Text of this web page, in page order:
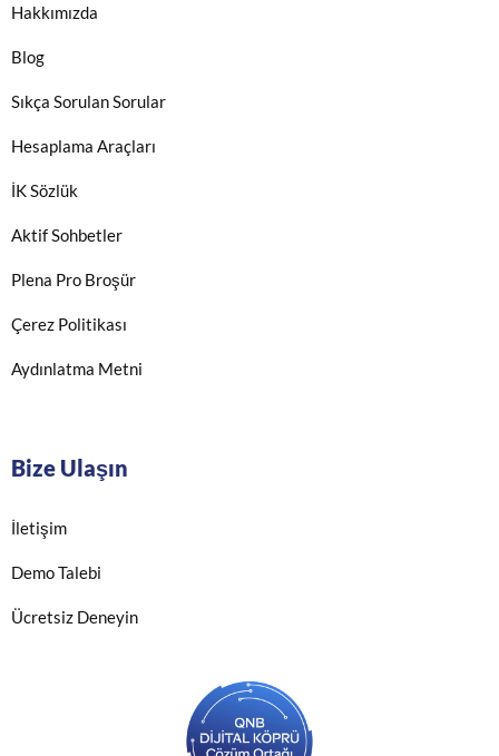
Hakkımızda
Blog
Sıkça Sorulan Sorular
Hesaplama Araçları
İK Sözlük
Aktif Sohbetler
Plena Pro Broşür
Çerez Politikası
Aydınlatma Metni
Bize Ulaşın
İletişim
Demo Talebi
Ücretsiz Deneyin